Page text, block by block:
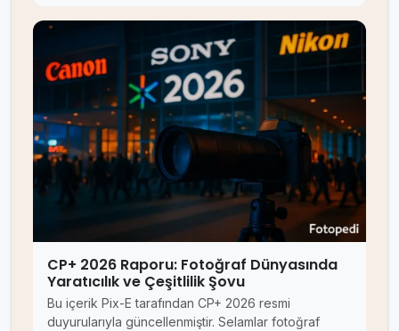
CP+ 2026 Raporu: Fotoğraf Dünyasında
Yaratıcılık ve Çeşitlilik Şovu
Bu içerik Pix-E tarafından CP+ 2026 resmi
duyurularıyla güncellenmiştir. Selamlar fotoğraf